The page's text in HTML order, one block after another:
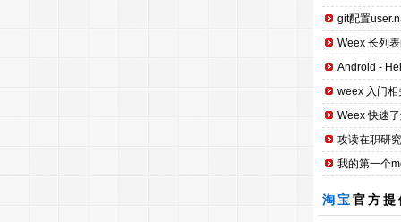
git配置
Weex 长列
Android -
weex 入门
Weex 快速
攻读在职研
我的第一个
淘宝官方